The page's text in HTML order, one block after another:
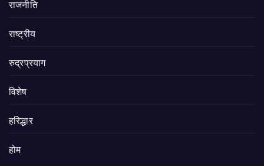
राजनीति
राष्ट्रीय
रुद्रप्रयाग
विशेष
हरिद्धार
होम